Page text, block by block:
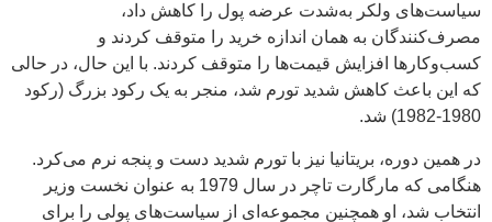
سیاست‌های ولکر به‌شدت عرضه پول را کاهش داد،
مصرف‌کنندگان به همان اندازه خرید را متوقف کردند و
کسب‌وکارها افزایش قیمت‌ها را متوقف کردند. با این حال، در حالی
که این باعث کاهش شدید تورم شد، منجر به یک رکود بزرگ (رکود
1980-1982) شد.
در همین دوره، بریتانیا نیز با تورم شدید دست و پنجه نرم می‌کرد.
هنگامی که مارگارت تاچر در سال 1979 به عنوان نخست وزیر
انتخاب شد، او همچنین مجموعه‌ای از سیاست‌های پولی را برای